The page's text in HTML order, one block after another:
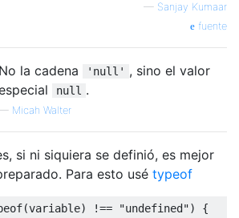
— Sanjay Kumaar
fuente
No la cadena 'null' , sino el valor
null .
Micah Walter
si ni siquiera se definió, es mejor
Para esto usé typeof
(variable) !== "undefined")
{